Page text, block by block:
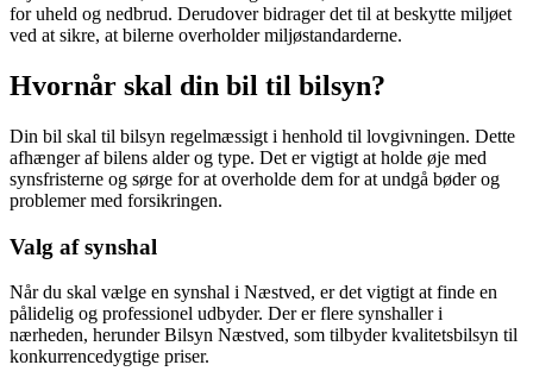
for uheld og nedbrud. Derudover bidrager det til at beskytte miljøet
ved at sikre, at bilerne overholder miljøstandarderne.
Hvornår skal din bil til bilsyn?
Din bil skal til bilsyn regelmæssigt i henhold til lovgivningen. Dette
afhænger af bilens alder og type. Det er vigtigt at holde øje med
synsfristerne og sørge for at overholde dem for at undgå bøder og
problemer med forsikringen.
Valg af synshal
Når du skal vælge en synshal i Næstved, er det vigtigt at finde en
pålidelig og professionel udbyder. Der er flere synshaller i
nærheden, herunder Bilsyn Næstved, som tilbyder kvalitetsbilsyn til
konkurrencedygtige priser.